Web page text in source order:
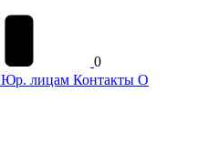
0
Юр. лицам Контакты О